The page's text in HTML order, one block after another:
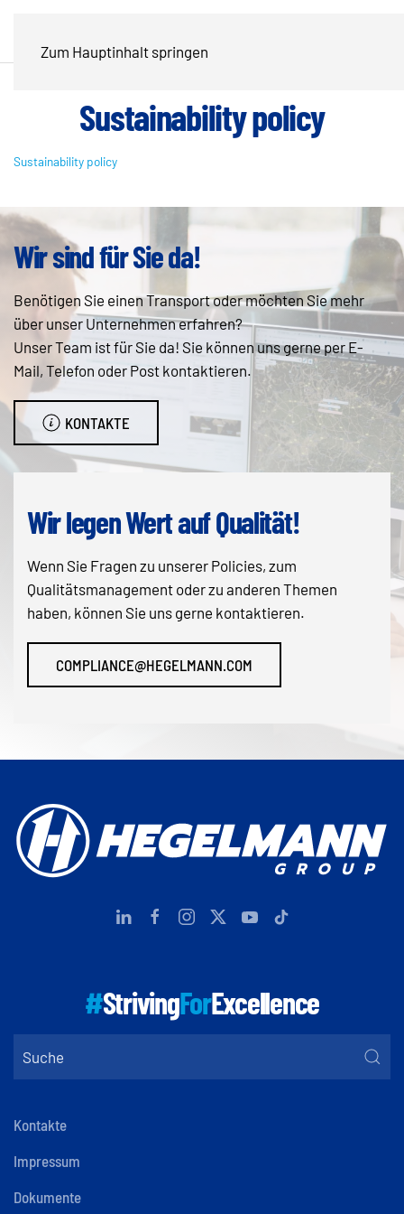
Zum Hauptinhalt springen
Sustainability policy
Sustainability policy
Wir sind für Sie da!
Benötigen Sie einen Transport oder möchten Sie mehr
über unser Unternehmen erfahren?
Unser Team ist für Sie da! Sie können uns gerne per E-
Mail, Telefon oder Post kontaktieren.
KONTAKTE
Wir legen Wert auf Qualität!
Wenn Sie Fragen zu unserer Policies, zum
Qualitätsmanagement oder zu anderen Themen
haben, können Sie uns gerne kontaktieren.
COMPLIANCE@HEGELMANN.COM
#StrivingForExcellence
Kontakte
Impressum
Dokumente